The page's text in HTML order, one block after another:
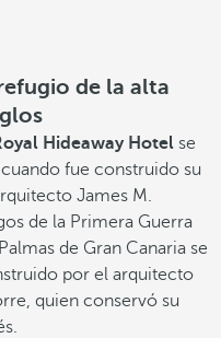
de la alta
Hideaway Hotel se
fue construido su
James M.
de la Primera Guerra
de Gran Canaria se
por el arquitecto
quien conservó su